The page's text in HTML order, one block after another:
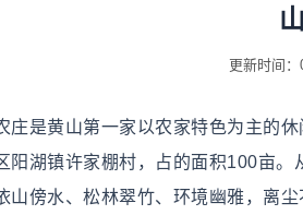
更新时间：
庄是黄山第一家以农家特色为主的
阳湖镇许家棚村，占的面积100亩。
山傍水、松林翠竹、环境幽雅，离